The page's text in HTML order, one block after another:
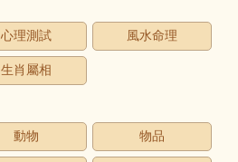
心理測試 風水命理
生肖屬相
動物 物品